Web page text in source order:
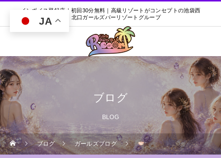
インボイス登録店｜初回30分無料｜高級リゾートがコンセプトの池袋西
口・北口ガールズバーリゾートグループ
ブログ
BLOG
ブログ ガールズブログ
JA